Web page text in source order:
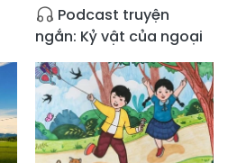
Podcast truyện
ngắn: Kỷ vật của ngoại